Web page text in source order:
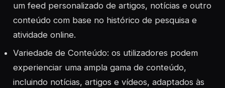
um feed personalizado de artigos, notícias e outro
conteúdo com base no histórico de pesquisa e
atividade online.
Variedade de Conteúdo: os utilizadores podem
experienciar uma ampla gama de conteúdo,
incluindo notícias, artigos e vídeos, adaptados às